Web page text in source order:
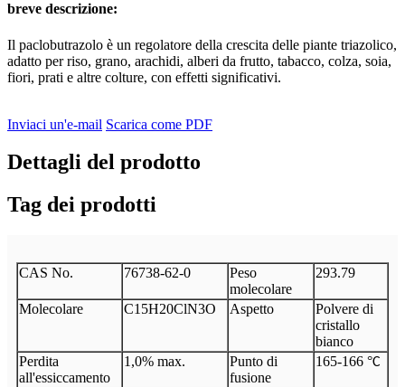
breve descrizione:
Il paclobutrazolo è un regolatore della crescita delle piante triazolico,
adatto per riso, grano, arachidi, alberi da frutto, tabacco, colza, soia,
fiori, prati e altre colture, con effetti significativi.
Inviaci un'e-mail Scarica come PDF
Dettagli del prodotto
Tag dei prodotti
CAS No. 76738-62-0
Peso
molecolare
293.79
Molecolare C15H20ClN3O Aspetto
Polvere di
cristallo
bianco
Perdita
all'essiccamento
1,0% max.
Punto di
fusione
165-166 °C